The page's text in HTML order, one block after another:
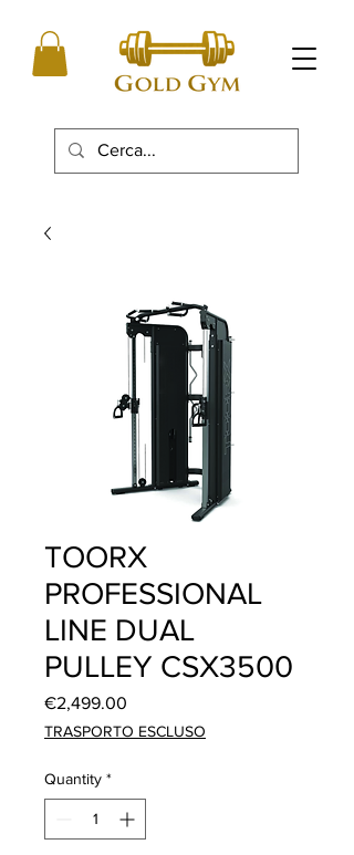
TOORX
PROFESSIONAL
LINE DUAL
PULLEY CSX3500
€2,499.00
TRASPORTO ESCLUSO
Quantity *